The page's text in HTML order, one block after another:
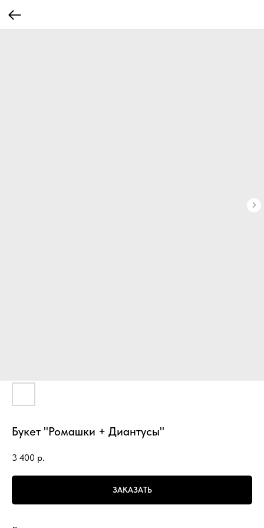
Букет "Ромашки + Диантусы"
3 400 р.
ЗАКАЗАТЬ